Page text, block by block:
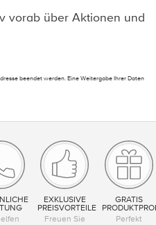
vorab über Aktionen und
beendet werden. Eine Weitergabe Ihrer Daten
EXKLUSIVE
PREISVORTEILE
Freuen Sie
GRATIS
Perfekt